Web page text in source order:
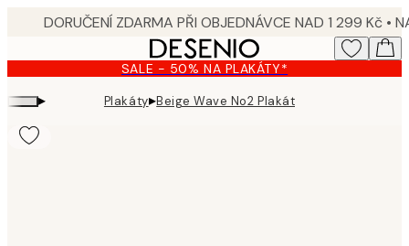
content.
SALE - 50% NA PLAKÁTY*
▸ Plakáty▸Beige Wave No2 Plakát